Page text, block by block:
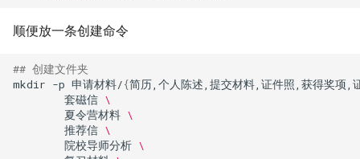
顺便放一条创建命令
## 创建文件夹
mkdir -p 申请材料/{简历,个人陈述,提交材料,证件照,获得奖项,
套磁信 \
夏令营材料 \
推荐信 \
院校导师分析 \